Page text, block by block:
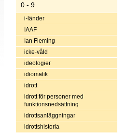
0 - 9
i-länder
IAAF
Ian Fleming
icke-våld
ideologier
idiomatik
idrott
idrott för personer med
funktionsnedsättning
idrottsanläggningar
idrottshistoria